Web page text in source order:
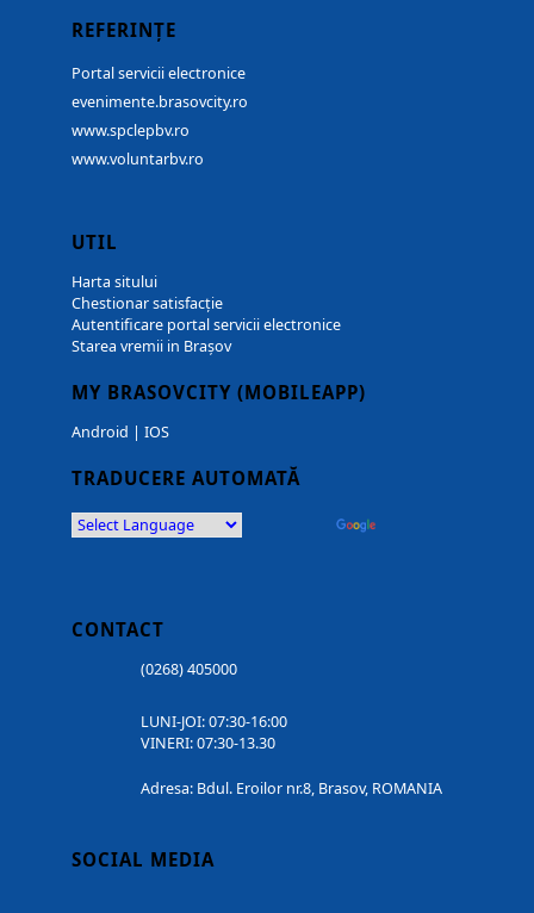
REFERINȚE
Portal servicii electronice
evenimente.brasovcity.ro
www.spclepbv.ro
www.voluntarbv.ro
UTIL
Harta sitului
Chestionar satisfacție
Autentificare portal servicii electronice
Starea vremii in Brașov
MY BRASOVCITY (MOBILEAPP)
Android | IOS
TRADUCERE AUTOMATĂ
CONTACT
(0268) 405000
LUNI-JOI: 07:30-16:00
VINERI: 07:30-13.30
Adresa: Bdul. Eroilor nr.8, Brasov, ROMANIA
SOCIAL MEDIA